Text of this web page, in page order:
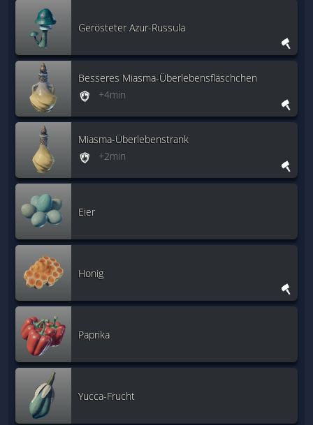
Gerösteter Azur-Russula
Besseres Miasma-Überlebensfläschchen
+4min
Miasma-Überlebenstrank
+2min
Eier
Honig
Paprika
Yucca-Frucht